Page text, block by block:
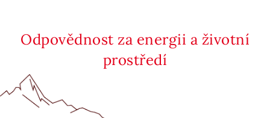
Odpovědnost za energii a životní
prostředí